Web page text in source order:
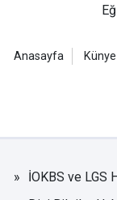
Anasayfa Künye
İOKBS ve LGS